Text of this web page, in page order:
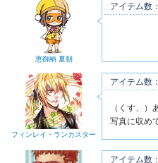
恵御納 夏朝
アイテム数
フィンレイ・ランカスター
アイテム数
（くす、
写真に収め
アイテム数